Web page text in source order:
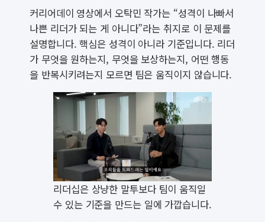
커리어데이 영상에서 오탁민 작가는 “성격이 나빠서
나쁜 리더가 되는 게 아니다”라는 취지로 이 문제를
설명합니다. 핵심은 성격이 아니라 기준입니다. 리더
가 무엇을 원하는지, 무엇을 보상하는지, 어떤 행동
을 반복시키려는지 모르면 팀은 움직이지 않습니다.
리더십은 상냥한 말투보다 팀이 움직일
수 있는 기준을 만드는 일에 가깝습니다.